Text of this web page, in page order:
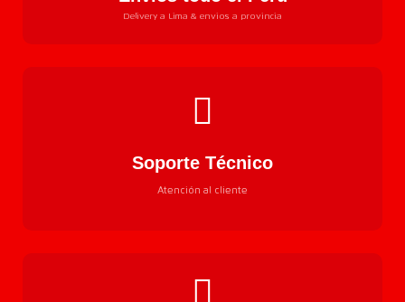
Delivery a Lima & envios a provincia
Soporte Técnico
Atención al cliente